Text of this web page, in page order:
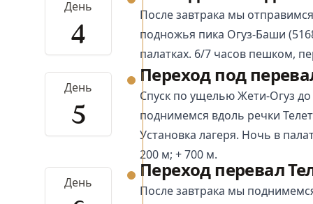
День
4
После завтрака мы
подножья пика Огуз-Баши
палатках. 6/7 часов пешком,
День
5
Переход под
Спуск по ущелью Жети-Огуз
поднимемся вдоль речки
Установка лагеря. Ночь в
200 м; + 700 м.
День
Переход перевал
После завтрака мы